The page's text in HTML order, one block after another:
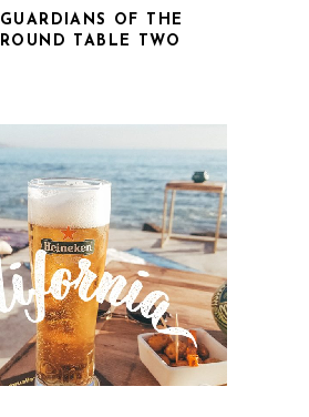
GUARDIANS OF THE
ROUND TABLE TWO